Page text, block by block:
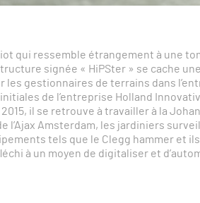
qui ressemble étrangement à une
signée « HiPSter » se cache
les gestionnaires de terrains dans
de l’entreprise Holland
2015, il se retrouve à travailler à la
l’Ajax Amsterdam, les jardiniers
tels que le Clegg hammer
à un moyen de digitaliser et